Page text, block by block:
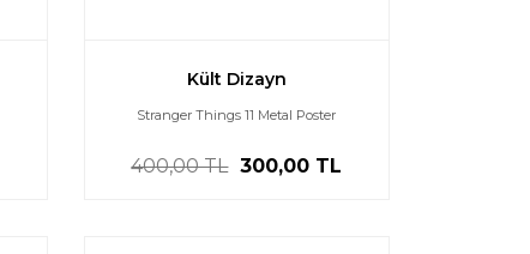
Kült Dizayn
Stranger Things 11 Metal Poster
400,00 TL 300,00 TL